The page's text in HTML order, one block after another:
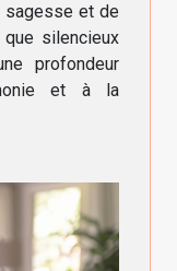
sagesse et de
silencieux
profondeur
et à la